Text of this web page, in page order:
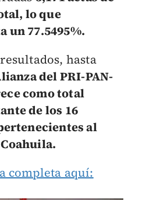
lo que
un 77.5495%.
hasta
del PRI-PAN-
como total
de los 16
al
completa aquí: